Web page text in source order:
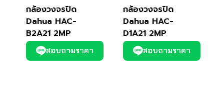
กล้องวงจรปิด
Dahua HAC-
B2A21 2MP
สอบถามราคา
กล้องวงจรปิด
Dahua HAC-
D1A21 2MP
สอบถามราคา